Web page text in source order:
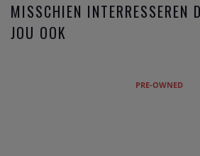
MISSCHIEN INTERRESSEREN
JOU OOK
PRE-OWNED